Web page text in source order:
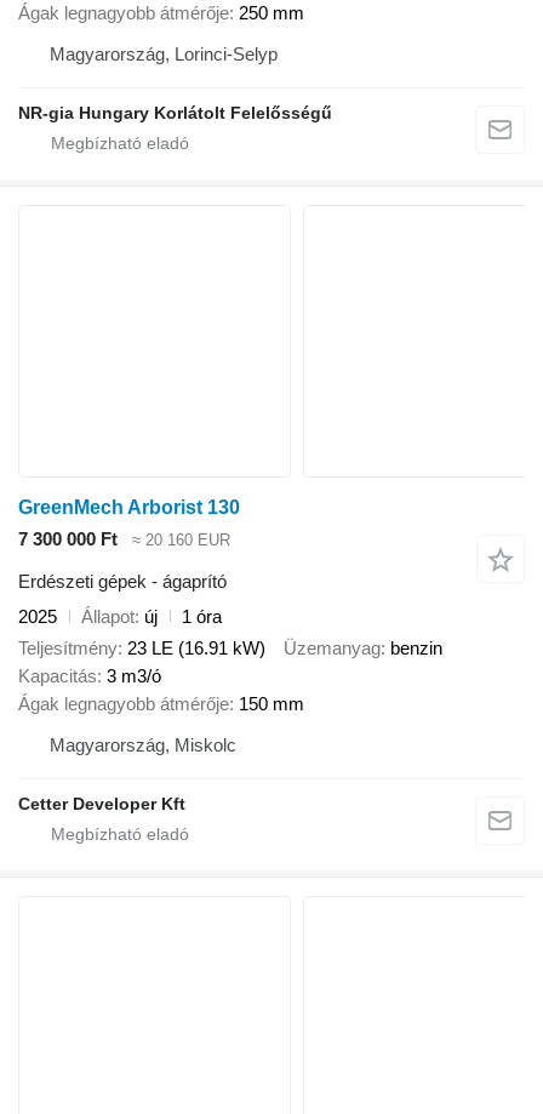
Ágak legnagyobb átmérője 250 mm
Magyarország, Lorinci-Selyp
NR-gia Hungary Korlátolt Felelősségű
GreenMech Arborist 130
7 300 000 Ft
≈ 20 160 EUR
Erdészeti gépek - ágaprító
2025
Állapot új
1 óra
Teljesítmény 23 LE (16.91 kW) Üzemanyag benzin
Kapacitás 3 m3/ó
Ágak legnagyobb átmérője 150 mm
Magyarország, Miskolc
Cetter Developer Kft